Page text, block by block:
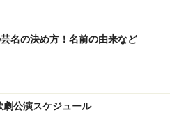
うこ NHK 19:57～「チコちゃ
NHK 4:30～「イッピン選」
WOWOW 5:30～「宝塚プル
ルネサンス』」
名の決め方！名前の由来など
劇公演スケジュール